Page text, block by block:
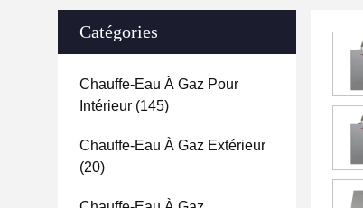
Catégories
Chauffe-Eau À Gaz Pour
Intérieur (145)
Chauffe-Eau À Gaz Extérieur
(20)